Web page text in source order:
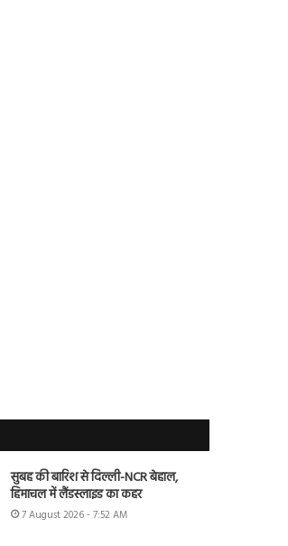
सुबह की बारिश से दिल्ली-NCR बेहाल,
हिमाचल में लैंडस्लाइड का कहर
7 August 2026 - 7:52 AM